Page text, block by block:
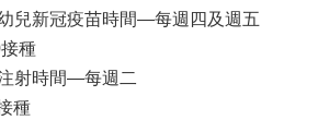
兒新冠疫苗時間—每週四及週五
種
射時間—每週二
種